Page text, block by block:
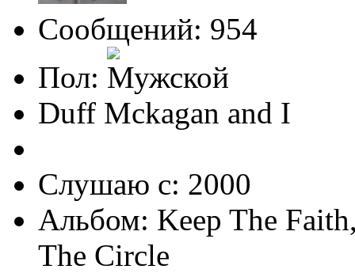
Сообщений: 954
Пол:
Duff Mckagan and I
Слушаю с: 2000
Альбом: Keep The
The Circle